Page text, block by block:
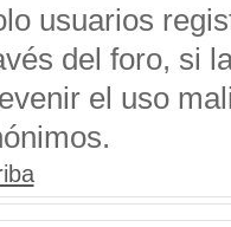
usuarios
del foro, si
el uso